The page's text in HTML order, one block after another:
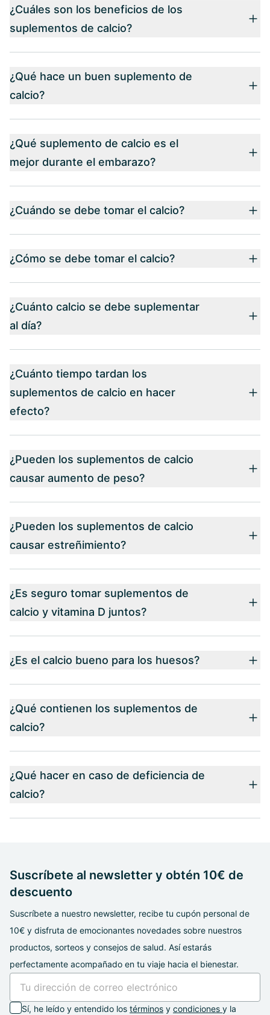
¿Cuáles son los beneficios de los
suplementos de calcio?
¿Qué hace un buen suplemento de
calcio?
¿Qué suplemento de calcio es el
mejor durante el embarazo?
¿Cuándo se debe tomar el calcio?
¿Cómo se debe tomar el calcio?
¿Cuánto calcio se debe suplementar
al día?
¿Cuánto tiempo tardan los
suplementos de calcio en hacer
efecto?
¿Pueden los suplementos de calcio
causar aumento de peso?
¿Pueden los suplementos de calcio
causar estreñimiento?
¿Es seguro tomar suplementos de
calcio y vitamina D juntos?
¿Es el calcio bueno para los huesos?
¿Qué contienen los suplementos de
calcio?
¿Qué hacer en caso de deficiencia de
calcio?
Suscríbete al newsletter y obtén 10€ de
descuento
Suscríbete a nuestro newsletter, recibe tu cupón personal de
10€ y disfruta de emocionantes novedades sobre nuestros
productos, sorteos y consejos de salud. Así estarás
perfectamente acompañado en tu viaje hacia el bienestar.
Sí, he leído y entendido los términos y condiciones y la